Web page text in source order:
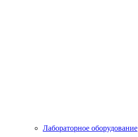
Лабораторное оборудование